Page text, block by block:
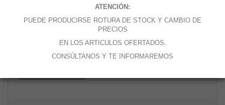
Cantidad
ATENCIÓN:
PUEDE PRODUCIRSE ROTURA DE STOCK Y CAMBIO DE
PRECIOS
EN LOS ARTICULOS OFERTADOS.
CONSÚLTANOS Y TE INFORMAREMOS